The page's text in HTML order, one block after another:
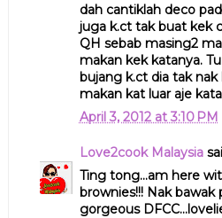
dah cantiklah deco
juga k.ct tak buat kek
QH sebab masing2
makan kek katanya.
bujang k.ct dia tak nak
makan kat luar aje
April 3, 2012 at 3:10 PM
Love2cook Malaysia
Ting tong...am here
brownies!!! Nak
gorgeous